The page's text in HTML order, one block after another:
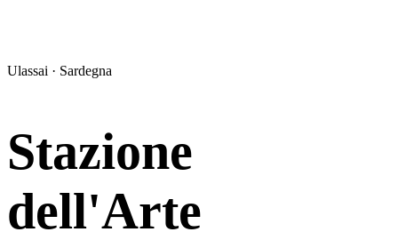
Ulassai · Sardegna
Stazione
dell'Arte